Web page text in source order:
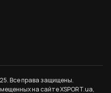
Все права защищены.
на сайте XSPORT.ua,